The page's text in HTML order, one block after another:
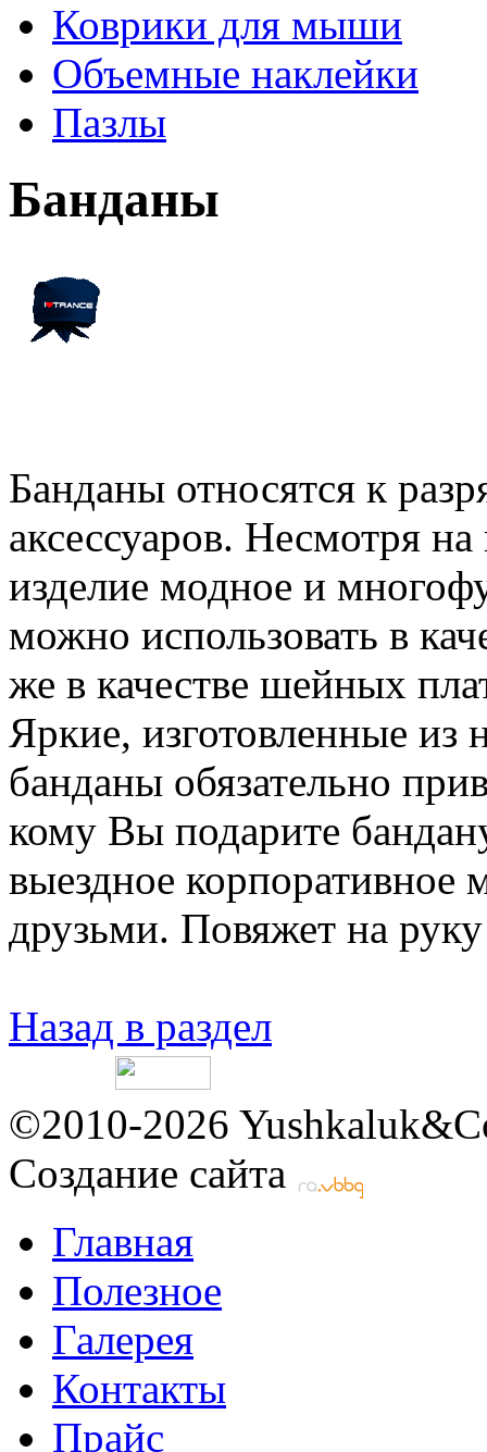
Коврики для мыши
Объемные наклейки
Пазлы
Банданы
Банданы относятся к
аксессуаров. Несмотря
изделие модное и
можно использовать в
же в качестве шейных
Яркие, изготовленные из
банданы обязательно
кому Вы подарите
выездное корпоративное
друзьми. Повяжет на
Назад в раздел
©2010-2026
Создание сайта
Главная
Полезное
Галерея
Контакты
Прайс